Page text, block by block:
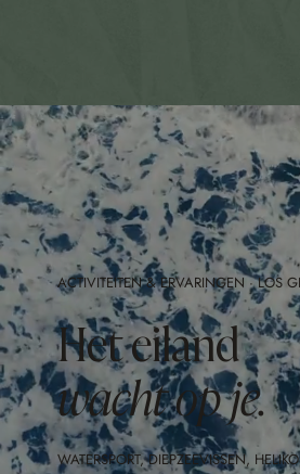
ACTIVITEITEN & ERVARINGEN · LOS
Het eiland
wacht op je.
WATERSPORT, DIEPZEEVISSEN,